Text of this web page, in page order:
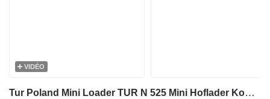
VIDÉO
Tur Poland Mini Loader TUR N 525 Mini Hoflader Kompaktlader Briggs&Stratton